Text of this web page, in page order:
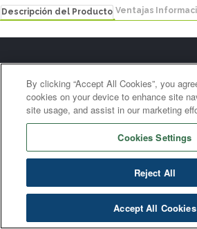
Descripción del Producto Ventajas
By clicking “Accept All Cookies”, you
cookies on your device to enhance site
site usage, and assist in our marketing
Cookies Settings
Reject All
Accept All Cookies